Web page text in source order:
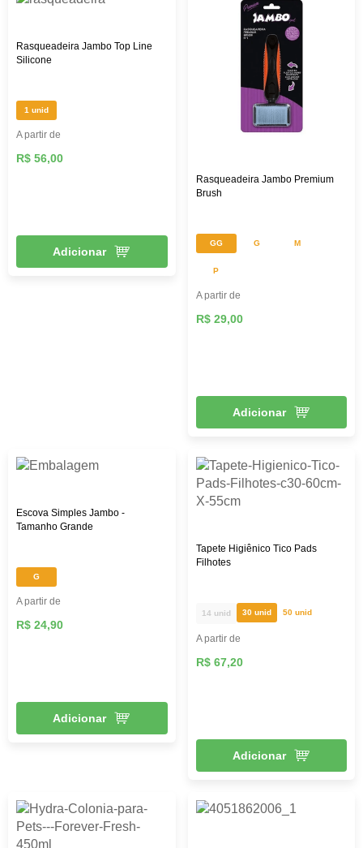
Rasqueadeira Jambo Top Line
Silicone
1 unid
A partir de
R$ 56,00
Adicionar
Rasqueadeira Jambo Premium
Brush
GG G M
P
A partir de
R$ 29,00
Adicionar
Escova Simples Jambo -
Tamanho Grande
G
A partir de
R$ 24,90
Adicionar
Tapete Higiênico Tico Pads
Filhotes
14 unid 30 unid 50 unid
A partir de
R$ 67,20
Adicionar